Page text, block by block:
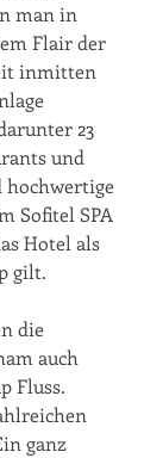
man in
Flair der
inmitten
23
und
hochwertige
Sofitel SPA
Hotel als
gilt.
die
auch
Fluss.
ganz